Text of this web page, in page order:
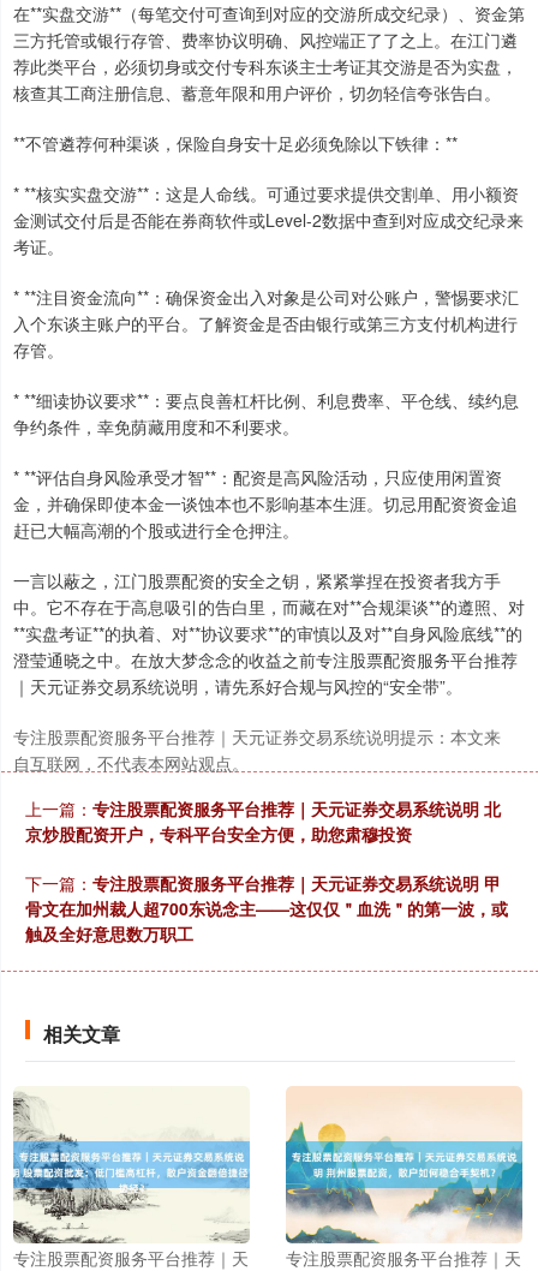
在**实盘交游**（每笔交付可查询到对应的交游所成交纪录）、资金第
三方托管或银行存管、费率协议明确、风控端正了了之上。在江门遴
荐此类平台，必须切身或交付专科东谈主士考证其交游是否为实盘，
核查其工商注册信息、蓄意年限和用户评价，切勿轻信夸张告白。
**不管遴荐何种渠谈，保险自身安十足必须免除以下铁律：**
* **核实实盘交游**：这是人命线。可通过要求提供交割单、用小额资
金测试交付后是否能在券商软件或Level-2数据中查到对应成交纪录来
考证。
* **注目资金流向**：确保资金出入对象是公司对公账户，警惕要求汇
入个东谈主账户的平台。了解资金是否由银行或第三方支付机构进行
存管。
* **细读协议要求**：要点良善杠杆比例、利息费率、平仓线、续约息
争约条件，幸免荫藏用度和不利要求。
* **评估自身风险承受才智**：配资是高风险活动，只应使用闲置资
金，并确保即使本金一谈蚀本也不影响基本生涯。切忌用配资资金追
赶已大幅高潮的个股或进行全仓押注。
一言以蔽之，江门股票配资的安全之钥，紧紧掌捏在投资者我方手
中。它不存在于高息吸引的告白里，而藏在对**合规渠谈**的遵照、对
**实盘考证**的执着、对**协议要求**的审慎以及对**自身风险底线**的
澄莹通晓之中。在放大梦念念的收益之前专注股票配资服务平台推荐
｜天元证券交易系统说明，请先系好合规与风控的“安全带”。
专注股票配资服务平台推荐｜天元证券交易系统说明提示：本文来
自互联网，不代表本网站观点。
上一篇： 专注股票配资服务平台推荐｜天元证券交易系统说明 北
京炒股配资开户，专科平台安全方便，助您肃穆投资
下一篇： 专注股票配资服务平台推荐｜天元证券交易系统说明 甲
骨文在加州裁人超700东说念主——这仅仅＂血洗＂的第一波，或
触及全好意思数万职工
相关文章
专注股票配资服务平台推荐｜天
专注股票配资服务平台推荐｜天